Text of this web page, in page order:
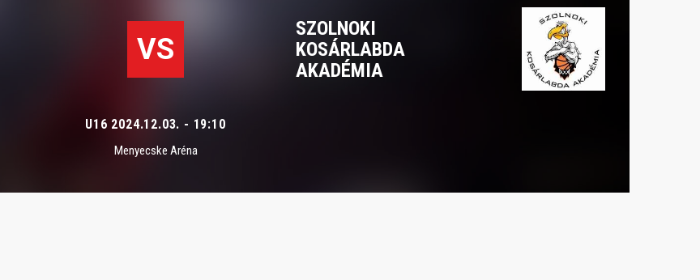
VS
SZOLNOKI
KOSÁRLABDA
AKADÉMIA
U16 2024.12.03. - 19:10
Menyecske Aréna